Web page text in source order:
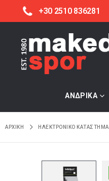
+30 2510 836281
ΑΝΔΡΙΚΑ
ΑΡΧΙΚΉ ΗΛΕΚΤΡΟΝΙΚΌ ΚΑΤΆΣΤΗΜΑ